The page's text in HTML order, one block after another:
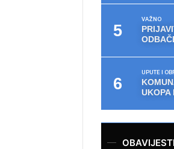
VAŽNO
UPUTE I
UKOPA